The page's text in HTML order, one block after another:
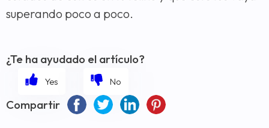
superando poco a poco.
¿Te ha ayudado el artículo?
Compartir